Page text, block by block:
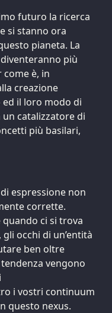
futuro la ricerca
si stanno ora
pianeta. La
più
come è, in
creazione
il loro modo di
catalizzatore di
più basilari,
espressione non
corrette.
ci si trova
occhi di un’entità
ben oltre
vengono
i vostri continuum
questo nexus.